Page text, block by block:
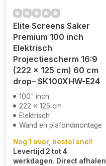
Elite Screens Saker
Premium 100 inch
Elektrisch
Projectiescherm 16:9
(222 x 125 cm) 60 cm
drop– SK100XHW-E24
100" inch
222 x 125 cm
Elektrisch
Wand en plafondmontage
Nog 1 over, bestel snel!
Levertijd 2 tot 4
werkdagen. Direct afhalen